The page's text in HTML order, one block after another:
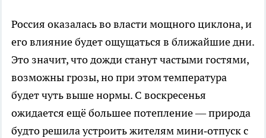
Россия оказалась во власти мощного циклона, и
его влияние будет ощущаться в ближайшие дни.
Это значит, что дожди станут частыми гостями,
возможны грозы, но при этом температура
будет чуть выше нормы. С воскресенья
ожидается ещё большее потепление — природа
будто решила устроить жителям мини‑отпуск с